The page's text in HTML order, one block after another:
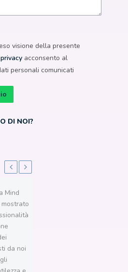
visione della presente
acconsento al
personali comunicati
DI NOI?
Mind
da noi